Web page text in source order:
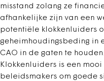
misstand zolang ze
afhankelijke zijn van een
potentiële klokkenluiders
geheimhoudingsbeding in
CAO in de gaten te
Klokkenluiders is een
beleidsmakers om goede